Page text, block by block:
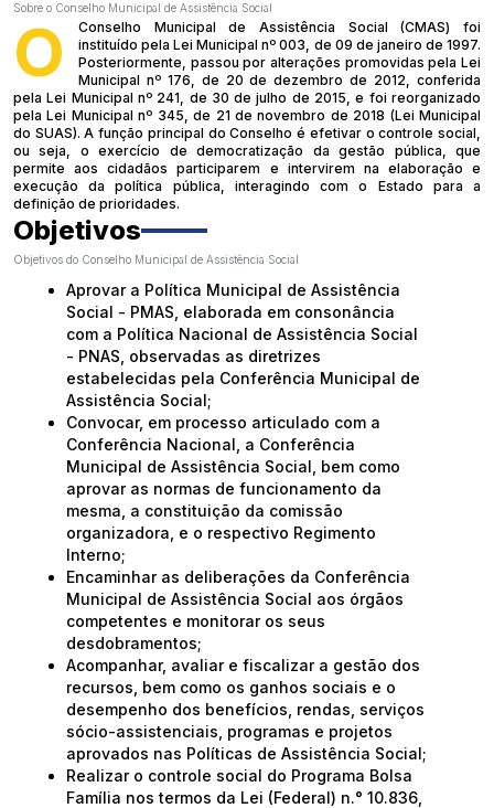
Sobre o Conselho Municipal de Assistência Social
O
Conselho Municipal de Assistência Social (CMAS) foi
instituído pela Lei Municipal nº 003, de 09 de janeiro de 1997.
Posteriormente, passou por alterações promovidas pela Lei
Municipal nº 176, de 20 de dezembro de 2012, conferida
pela Lei Municipal nº 241, de 30 de julho de 2015, e foi reorganizado
pela Lei Municipal nº 345, de 21 de novembro de 2018 (Lei Municipal
do SUAS). A função principal do Conselho é efetivar o controle social,
ou seja, o exercício de democratização da gestão pública, que
permite aos cidadãos participarem e intervirem na elaboração e
execução da política pública, interagindo com o Estado para a
definição de prioridades.
Objetivos
Objetivos do Conselho Municipal de Assistência Social
Aprovar a Política Municipal de Assistência
Social - PMAS, elaborada em consonância
com a Política Nacional de Assistência Social
- PNAS, observadas as diretrizes
estabelecidas pela Conferência Municipal de
Assistência Social;
Convocar, em processo articulado com a
Conferência Nacional, a Conferência
Municipal de Assistência Social, bem como
aprovar as normas de funcionamento da
mesma, a constituição da comissão
organizadora, e o respectivo Regimento
Interno;
Encaminhar as deliberações da Conferência
Municipal de Assistência Social aos órgãos
competentes e monitorar os seus
desdobramentos;
Acompanhar, avaliar e fiscalizar a gestão dos
recursos, bem como os ganhos sociais e o
desempenho dos benefícios, rendas, serviços
sócio-assistenciais, programas e projetos
aprovados nas Políticas de Assistência Social;
Realizar o controle social do Programa Bolsa
Família nos termos da Lei (Federal) n.° 10.836,